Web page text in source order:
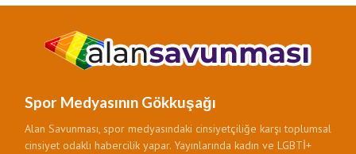
Spor Medyasının Gökkuşağı
Alan Savunması, spor medyasındaki cinsiyetçiliğe karşı toplumsal
cinsiyet odaklı habercilik yapar. Yayınlarında kadın ve LGBTİ+